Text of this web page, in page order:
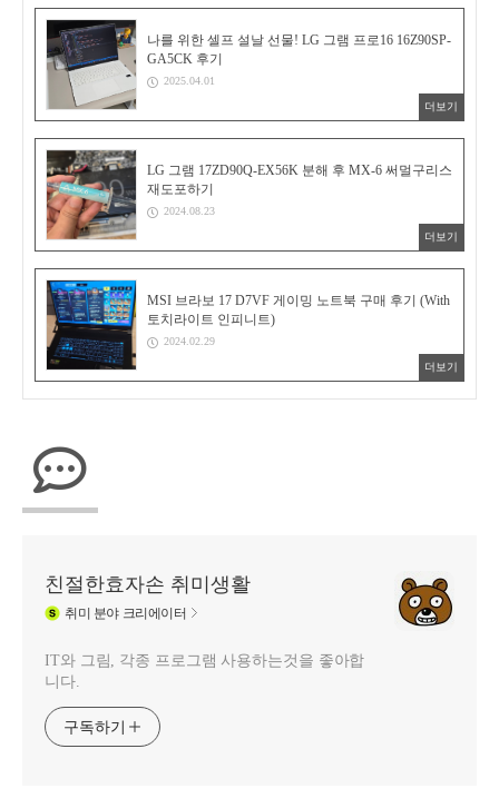
나를 위한 셀프 설날 선물! LG 그램 프로16 16Z90SP-
GA5CK 후기
2025.04.01
더보기
LG 그램 17ZD90Q-EX56K 분해 후 MX-6 써멀구리스
재도포하기
2024.08.23
더보기
MSI 브라보 17 D7VF 게이밍 노트북 구매 후기 (With
토치라이트 인피니트)
2024.02.29
더보기
친절한효자손 취미생활
취미 분야 크리에이터
IT와 그림, 각종 프로그램 사용하는것을 좋아합
니다.
구독하기